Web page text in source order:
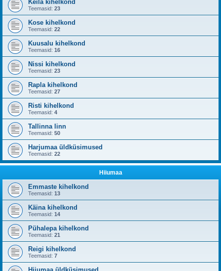
Keila kihelkond
Teemasid: 23
Kose kihelkond
Teemasid: 22
Kuusalu kihelkond
Teemasid: 16
Nissi kihelkond
Teemasid: 23
Rapla kihelkond
Teemasid: 27
Risti kihelkond
Teemasid: 4
Tallinna linn
Teemasid: 50
Harjumaa üldküsimused
Teemasid: 22
Hiiumaa
Emmaste kihelkond
Teemasid: 13
Käina kihelkond
Teemasid: 14
Pühalepa kihelkond
Teemasid: 21
Reigi kihelkond
Teemasid: 7